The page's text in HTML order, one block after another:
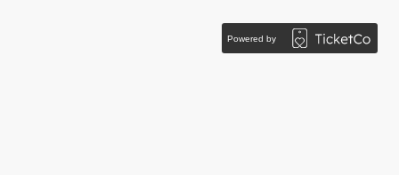
Powered by